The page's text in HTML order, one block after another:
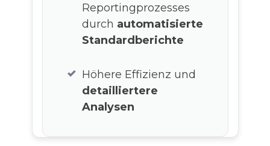
Reportingprozesses
durch automatisierte
Standardberichte
Höhere Effizienz und
detailliertere
Analysen